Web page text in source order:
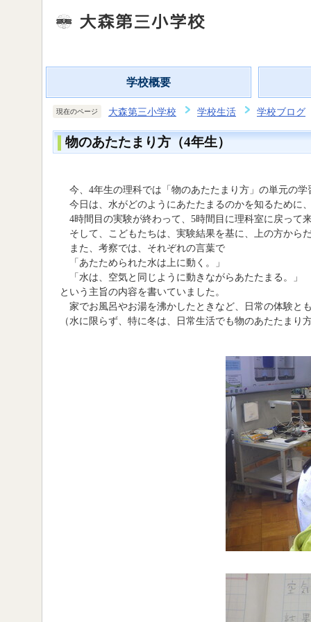
学校概要
現在のページ 大森第三小学校 学校生活 学校ブログ
物のあたたまり方（4年生）
今、4年生の理科では「物のあたたまり方」の単元の学
今日は、水がどのようにあたたまるのかを知るために
4時間目の実験が終わって、5時間目に理科室に戻って
そして、こどもたちは、実験結果を基に、上の方から
また、考察では、それぞれの言葉で
「あたためられた水は上に動く。」
「水は、空気と同じように動きながらあたたまる。」
という主旨の内容を書いていました。
家でお風呂やお湯を沸かしたときなど、日常の体験と
（水に限らず、特に冬は、日常生活でも物のあたたまり